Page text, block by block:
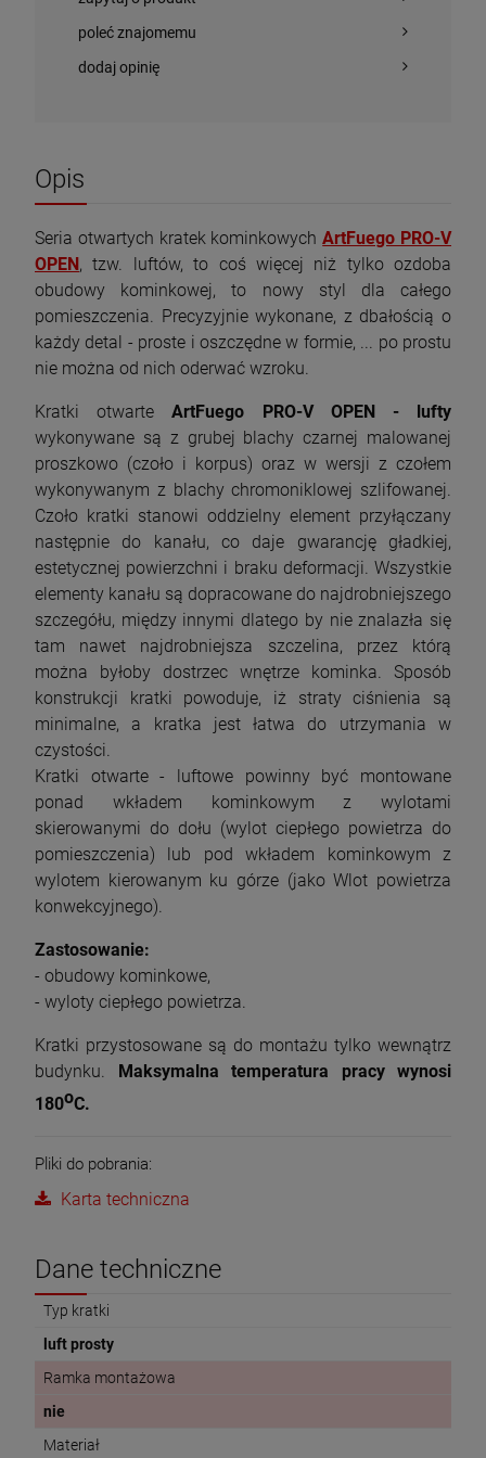
poleć znajomemu
dodaj opinię
Opis
Seria otwartych kratek kominkowychArtFuego PRO-V
OPEN , tzw. luftów, to coś więcej niż tylko ozdoba
obudowy kominkowej, to nowy styl dla całego
pomieszczenia. Precyzyjnie wykonane, z dbałością o
każdy detal - proste i oszczędne w formie, ... po prostu
nie można od nich oderwać wzroku.
Kratki otwarteArtFuego PRO-V OPEN - lufty
wykonywane są z grubej blachy czarnej malowanej
proszkowo (czoło i korpus) oraz w wersji z czołem
wykonywanym z blachy chromoniklowej szlifowanej.
Czoło kratki stanowi oddzielny element przyłączany
następnie do kanału, co daje gwarancję gładkiej,
estetycznej powierzchni i braku deformacji. Wszystkie
elementy kanału są dopracowane do najdrobniejszego
szczegółu, między innymi dlatego by nie znalazła się
tam nawet najdrobniejsza szczelina, przez którą
można byłoby dostrzec wnętrze kominka. Sposób
konstrukcji kratki powoduje, iż straty ciśnienia są
minimalne, a kratka jest łatwa do utrzymania w
czystości.
Kratki otwarte - luftowe powinny być montowane
ponad wkładem kominkowym z wylotami
skierowanymi do dołu (wylot ciepłego powietrza do
pomieszczenia) lub pod wkładem kominkowym z
wylotem kierowanym ku górze (jako Wlot powietrza
konwekcyjnego).
Zastosowanie:
- obudowy kominkowe,
- wyloty ciepłego powietrza.
Kratki przystosowane są do montażu tylko wewnątrz
budynku.
Maksymalna temperatura pracy wynosi
180oC.
Pliki do pobrania:
Karta techniczna
Dane techniczne
Typ kratki
luft prosty
Ramka montażowa
nie
Materiał